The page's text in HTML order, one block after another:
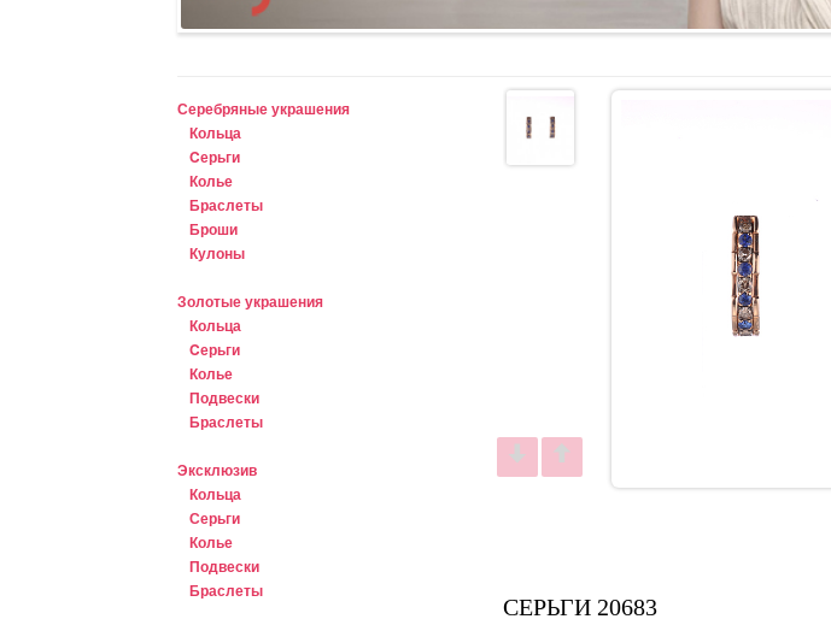
Серебряные украшения
Кольца
Cерьги
Колье
Браслеты
Броши
Кулоны
Золотые украшения
Кольца
Cерьги
Колье
Подвески
Браслеты
Эксклюзив
Кольца
Серьги
Колье
Подвески
Браслеты
СЕРЬГИ 20683